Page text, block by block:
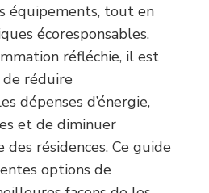
équipements, tout en
écoresponsables.
réfléchie, il est
de réduire
dépenses d’énergie,
et de diminuer
des résidences. Ce guide
options de